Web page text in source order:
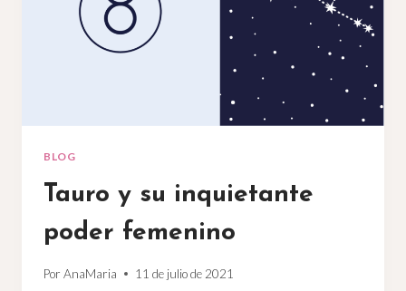
BLOG
Tauro y su inquietante
poder femenino
Por AnaMaria 11 de julio de 2021